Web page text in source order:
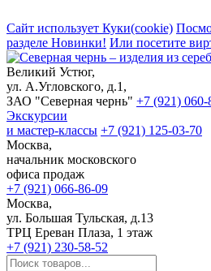
Сайт использует Куки(cookie)
разделе Новинки! Или посетите
Великий Устюг,
ул. А.Угловского, д.1,
ЗАО "Северная чернь" +7 (921) 060-
Экскурсии
и мастер-классы +7 (921) 125-03-70
Москва,
начальник московского
офиса продаж
+7 (921) 066-86-09
Москва,
ул. Большая Тульская, д.13
ТРЦ Ереван Плаза, 1 этаж
+7 (921) 230-58-52